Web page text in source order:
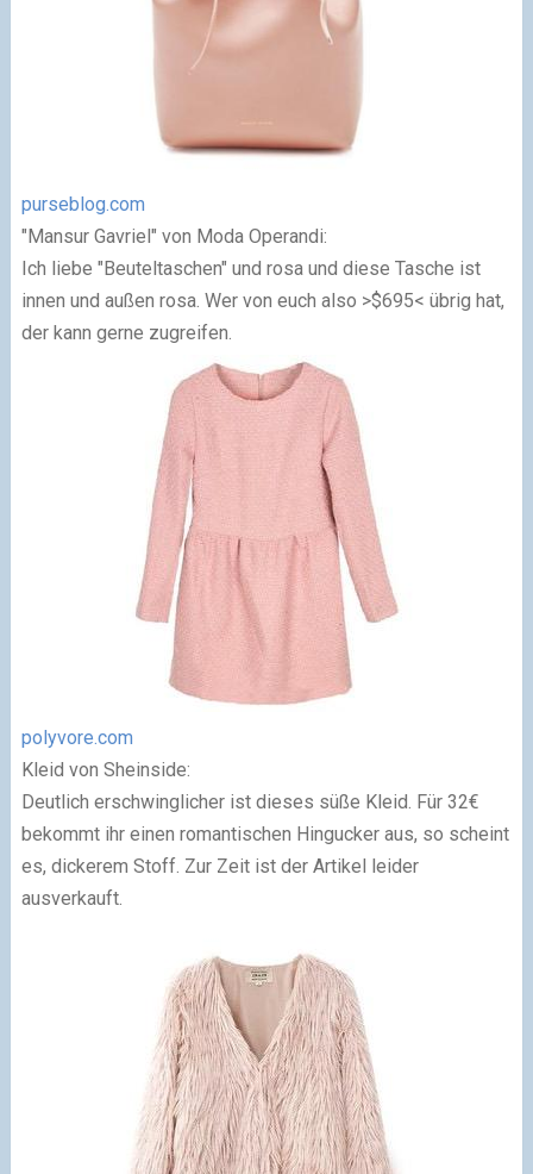
purseblog.com
"Mansur Gavriel" von Moda Operandi:
Ich liebe "Beuteltaschen" und rosa und diese Tasche ist
innen und außen rosa. Wer von euch also >$695< übrig hat,
der kann gerne zugreifen.
polyvore.com
Kleid von Sheinside:
Deutlich erschwinglicher ist dieses süße Kleid. Für 32€
bekommt ihr einen romantischen Hingucker aus, so scheint
es, dickerem Stoff. Zur Zeit ist der Artikel leider
ausverkauft.